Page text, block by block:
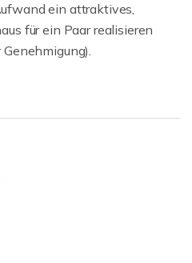
ein attraktives,
für ein Paar realisieren